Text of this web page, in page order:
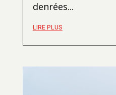
denrées...
LIRE PLUS